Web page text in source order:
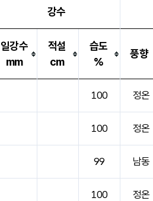
강수
일강수
mm
적설
cm
습도
%
풍향
100 정온
100 정온
99 남동
100 정온